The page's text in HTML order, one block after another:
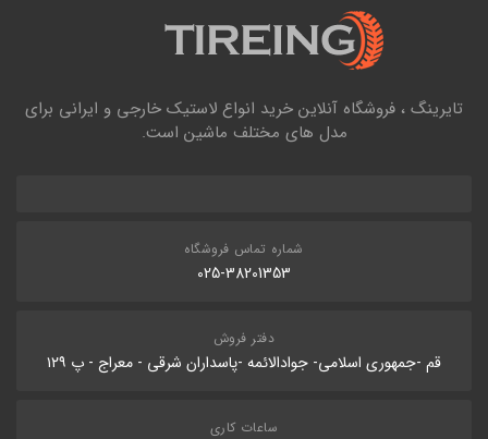
تایرینگ ، فروشگاه آنلاین خرید انواع لاستیک خارجی و ایرانی برای
مدل های مختلف ماشین است.
شماره تماس فروشگاه
025-38201353
دفتر فروش
قم -جمهوری اسلامی- جوادالائمه -پاسداران شرقی - معراج - پ ۱۲۹
ساعات کاری